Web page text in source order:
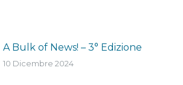
A Bulk of News! – 3° Edizione
10 Dicembre 2024